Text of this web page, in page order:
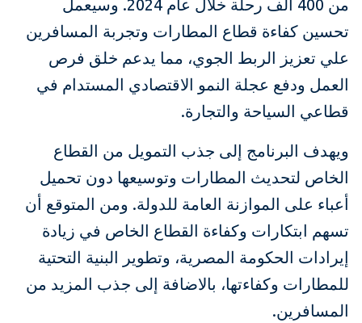
من 400 ألف رحلة خلال عام 2024. وسيعمل
تحسين كفاءة قطاع المطارات وتجربة المسافرين
علي تعزيز الربط الجوي، مما يدعم خلق فرص
العمل ودفع عجلة النمو الاقتصادي المستدام في
قطاعي السياحة والتجارة.
ويهدف البرنامج إلى جذب التمويل من القطاع
الخاص لتحديث المطارات وتوسيعها دون تحميل
أعباء على الموازنة العامة للدولة. ومن المتوقع أن
تسهم ابتكارات وكفاءة القطاع الخاص في زيادة
إيرادات الحكومة المصرية، وتطوير البنية التحتية
للمطارات وكفاءتها، بالاضافة إلى جذب المزيد من
المسافرين.